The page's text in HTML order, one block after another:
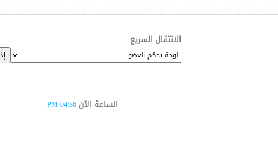
الانتقال السريع
الساعة الآن 04:36 PM